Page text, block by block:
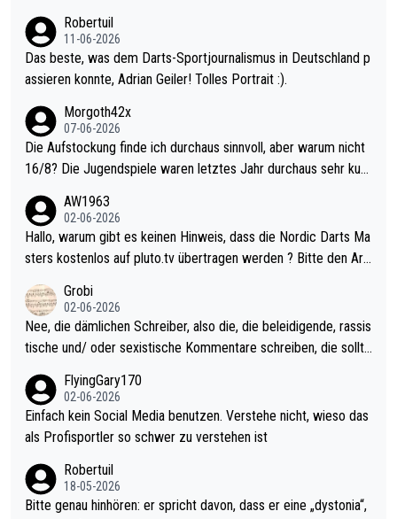
Robertuil
11-06-2026
Das beste, was dem Darts-Sportjournalismus in Deutschland p
assieren konnte, Adrian Geiler! Tolles Portrait :).
Morgoth42x
07-06-2026
Die Aufstockung finde ich durchaus sinnvoll, aber warum nicht
16/8? Die Jugendspiele waren letztes Jahr durchaus sehr kurz
Allerdings ist Mitchell Lawrie als Nummer 1 der Welt eh qualifi
ziert. Somit ändert die automatische Qualifikation des Weltmei
sters erstmal nichts. Ich denke sie wollen damit für nächstes J
ohl wenig WDF Turniere spielen. Dies war bei Archie Self letzt
es Jahr der Fall. Er musste als amtierender Weltmeister durch
den Qualifier und ich glaube kaum, dass Mitchel sich das (in Ve
gas) antun würde, wenn er doch eigentlich die PDC-WM als Zi
el hat.
AW1963
02-06-2026
Hallo, warum gibt es keinen Hinweis, dass die Nordic Darts Ma
sters kostenlos auf pluto.tv übertragen werden ? Bitte den Arti
Grobi
02-06-2026
Nee, die dämlichen Schreiber, also die, die beleidigende, rassis
tische und/ oder sexistische Kommentare schreiben, die sollte
s Leben in den Griff kriegen. Nur eins wundert mich: Luke Little
r war doch neulich erst derjenige, der über Social Media GvV p
rovoziert hat. Und Littlers Mutter schießt öfters mal gegen Ric
FlyingGary170
02-06-2026
Einfach kein Social Media benutzen. Verstehe nicht, wieso das
als Profisportler so schwer zu verstehen ist
Robertuil
18-05-2026
Bitte genau hinhören: er spricht davon, dass er eine „dystonia“,